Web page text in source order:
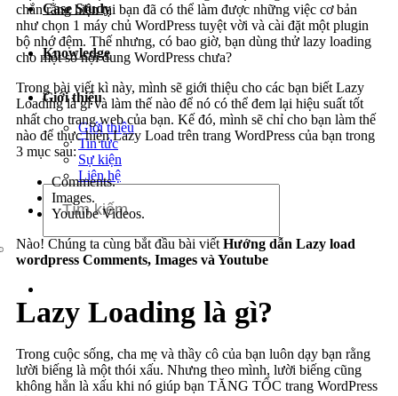
Dịch vụ chăm sóc website
Case Study
Knowledge
Giới thiệu
Giới thiệu
Tin tức
Sự kiện
Liên hệ
chắn rằng hiện tại bạn đã có thể làm được những việc cơ bản
như chọn 1 máy chủ WordPress tuyệt vời và cài đặt một plugin
bộ nhớ đệm. Thế nhưng, có bao giờ, bạn dùng thử lazy loading
cho một số nội dung WordPress chưa?
Trong bài viết kì này, mình sẽ giới thiệu cho các bạn biết Lazy
Loading là gì và làm thế nào để nó có thể đem lại hiệu suất tốt
nhất cho trang web của bạn. Kế đó, mình sẽ chỉ cho bạn làm thế
nào để thực hiện Lazy Load trên trang WordPress của bạn trong
3 mục sau:
Comments.
Images.
Youtube Videos.
Nào! Chúng ta cùng bắt đầu bài viết Hướng dẫn Lazy load
wordpress Comments, Images và Youtube
Lazy Loading là gì?
Trong cuộc sống, cha mẹ và thầy cô của bạn luôn dạy bạn rằng
lười biếng là một thói xấu. Nhưng theo mình, lười biếng cũng
không hẳn là xấu khi nó giúp bạn TĂNG TỐC trang WordPress